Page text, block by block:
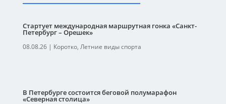
Стартует международная маршрутная гонка «Санкт-
Петербург – Орешек»
08.08.26| Коротко, Летние виды спорта
В Петербурге состоится беговой полумарафон
«Северная столица»